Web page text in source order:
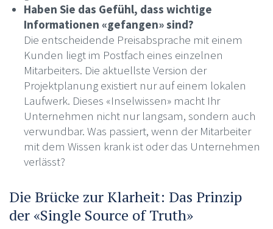
Haben Sie das Gefühl, dass wichtige
Informationen «gefangen» sind?
Die entscheidende Preisabsprache mit einem
Kunden liegt im Postfach eines einzelnen
Mitarbeiters. Die aktuellste Version der
Projektplanung existiert nur auf einem lokalen
Laufwerk. Dieses «Inselwissen» macht Ihr
Unternehmen nicht nur langsam, sondern auch
verwundbar. Was passiert, wenn der Mitarbeiter
mit dem Wissen krank ist oder das Unternehmen
verlässt?
Die Brücke zur Klarheit: Das Prinzip
der «Single Source of Truth»